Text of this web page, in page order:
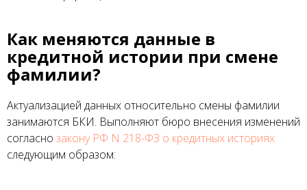
Как меняются данные в
кредитной истории при смене
фамилии?
Актуализацией данных относительно смены фамилии
занимаются БКИ. Выполняют бюро внесения изменений
согласно закону РФ N 218-ФЗ о кредитных историях
следующим образом: